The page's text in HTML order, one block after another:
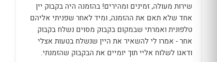
שירות מעולה, זמינים ומהירים! בהזמנה היה בקבוק יין
אחד שלא תאם את ההזמנה, ומיד לאחר שפניתי אליהם
טלפונית ואמרתי שבמקום בקבוק מסוים נשלח בקבוק
אחר - אמרו לי להשאיר את היין שנשלח בטעות אצלי
ודאגו לשלוח אליי תוך יומיים את הבקבוק שהזמנתי.